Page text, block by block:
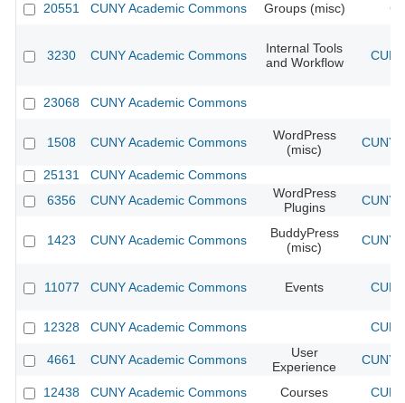
20551 CUNY Academic Commons Groups (misc)
3230 CUNY Academic Commons
Internal Tools
and Workflow
23068 CUNY Academic Commons
1508 CUNY Academic Commons
WordPress
(misc)
CUNY
25131
CUNY Academic Commons
6356
CUNY Academic Commons
WordPress
Plugins
CUNY
1423 CUNY Academic Commons
BuddyPress
(misc)
CUNY
11077 CUNY Academic Commons Events
12328 CUNY Academic Commons
4661 CUNY Academic Commons
User
Experience
CUNY
12438 CUNY Academic Commons Courses